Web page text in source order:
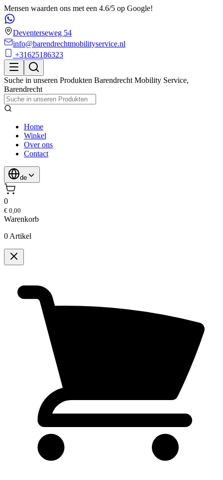
Mensen waarden ons met een 4.6/5 op Google!
Deventerseweg 54
info@barendrechtmobilityservice.nl
+31625186323
Suche in unseren Produkten Barendrecht Mobility Service,
Barendrecht
Home
Winkel
Over ons
Contact
de
0
€ 0,00
Warenkorb
0 Artikel